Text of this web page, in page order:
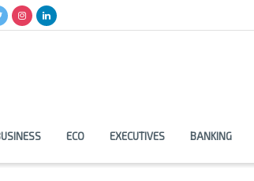
ECO EXECUTIVES BANKING